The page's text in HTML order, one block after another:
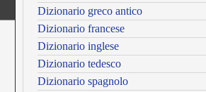
Dizionario greco antico
Dizionario francese
Dizionario inglese
Dizionario tedesco
Dizionario spagnolo